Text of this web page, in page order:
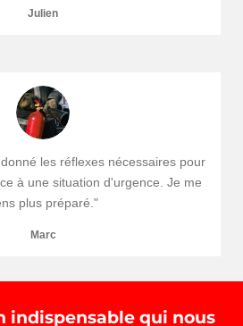
Julien
les réflexes nécessaires pour
à une situation d'urgence. Je me
plus préparé."
Marc
indispensable qui nous